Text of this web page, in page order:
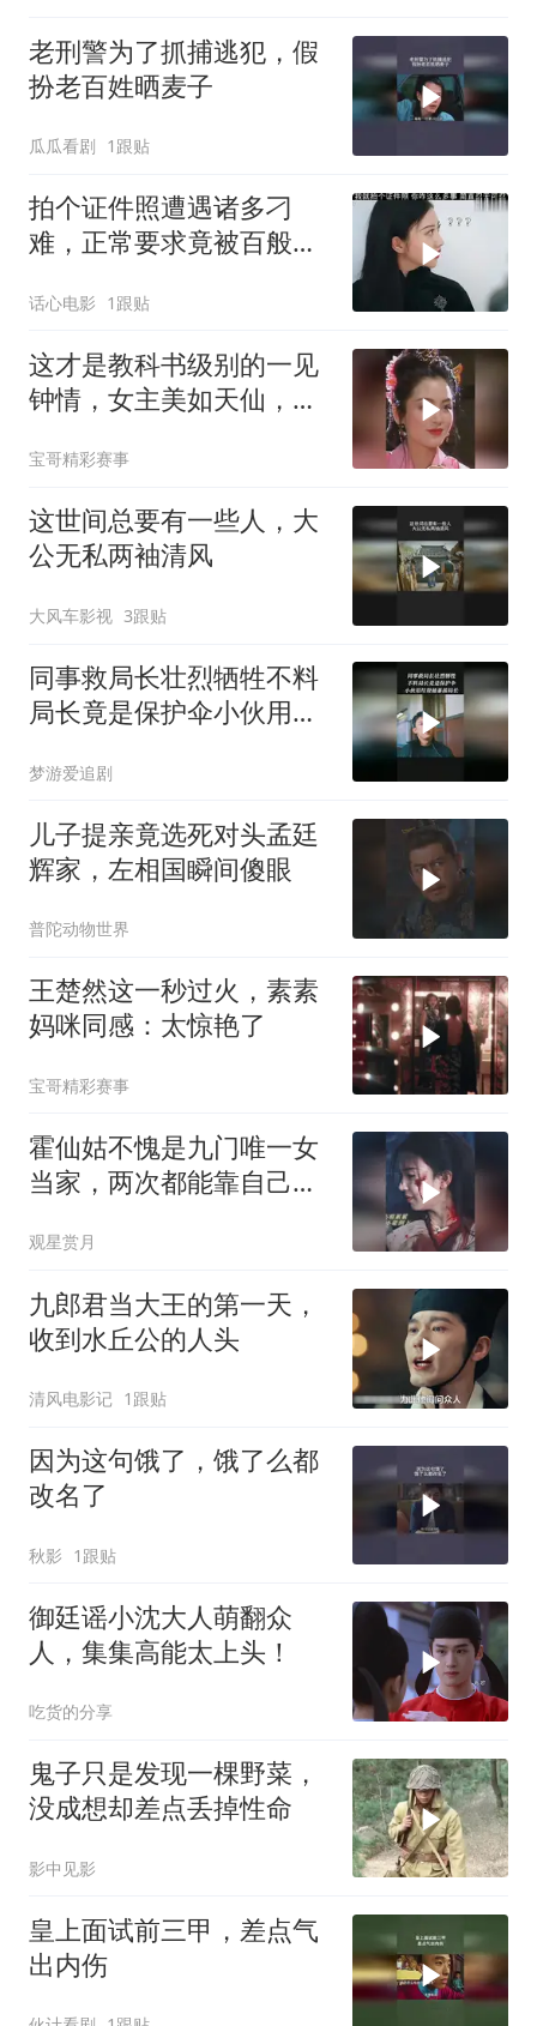
老刑警为了抓捕逃犯，假
扮老百姓晒麦子
瓜瓜看剧 1跟贴
拍个证件照遭遇诸多刁
难，正常要求竟被百般推
话心电影 1跟贴
这才是教科书级别的一见
钟情，女主美如天仙，男
宝哥精彩赛事
这世间总要有一些人，大
公无私两袖清风
大风车影视 3跟贴
同事救局长壮烈牺牲不料
局长竟是保护伞小伙用垃
梦游爱追剧
儿子提亲竟选死对头孟廷
辉家，左相国瞬间傻眼
普陀动物世界
王楚然这一秒过火，素素
妈咪同感：太惊艳了
宝哥精彩赛事
霍仙姑不愧是九门唯一女
当家，两次都能靠自己逆
观星赏月
九郎君当大王的第一天，
收到水丘公的人头
清风电影记 1跟贴
因为这句饿了，饿了么都
改名了
秋影 1跟贴
御廷谣小沈大人萌翻众
人，集集高能太上头！
吃货的分享
鬼子只是发现一棵野菜，
没成想却差点丢掉性命
影中见影
皇上面试前三甲，差点气
出内伤